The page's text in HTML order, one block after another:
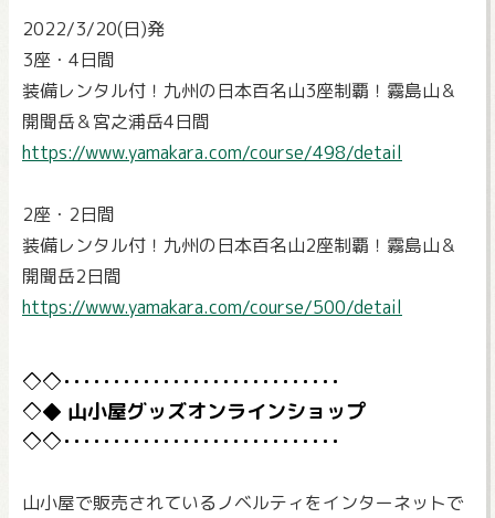
2022/3/20(日)発
3座・4日間
装備レンタル付！九州の日本百名山3座制覇！霧島山＆
開聞岳＆宮之浦岳4日間
https://www.yamakara.com/course/498/detail
2座・2日間
装備レンタル付！九州の日本百名山2座制覇！霧島山＆
開聞岳2日間
https://www.yamakara.com/course/500/detail
山小屋グッズオンラインショップ
山小屋で販売されているノベルティをインターネットで